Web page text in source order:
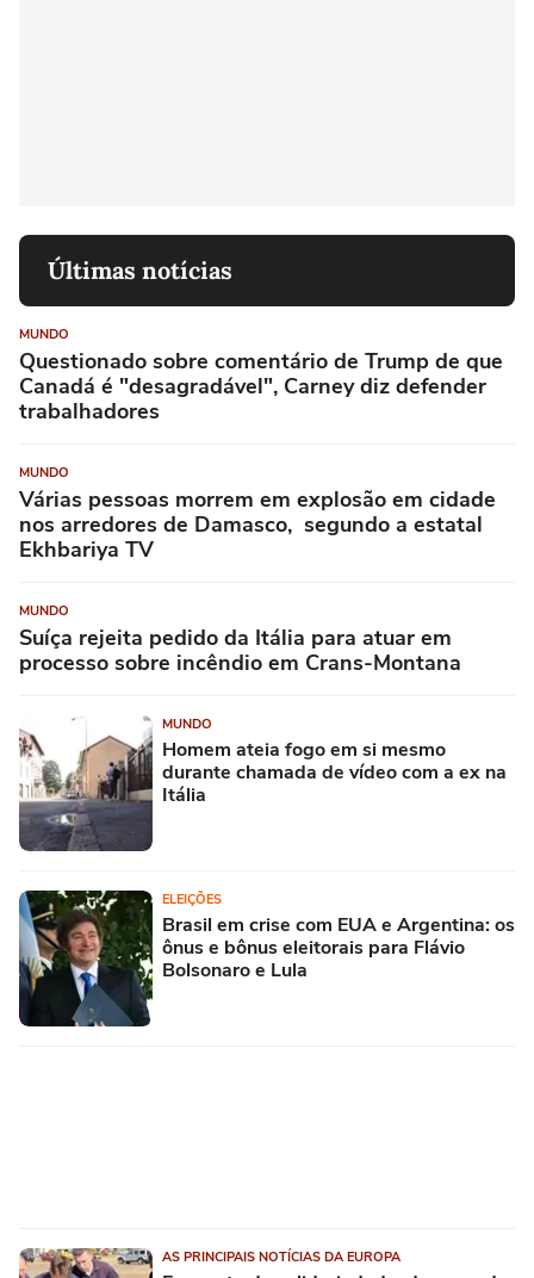
Últimas notícias
MUNDO
Questionado sobre comentário de Trump de que
Canadá é "desagradável", Carney diz defender
trabalhadores
MUNDO
Várias pessoas morrem em explosão em cidade
nos arredores de Damasco, segundo a estatal
Ekhbariya TV
MUNDO
Suíça rejeita pedido da Itália para atuar em
processo sobre incêndio em Crans-Montana
MUNDO
Homem ateia fogo em si mesmo
durante chamada de vídeo com a ex na
Itália
ELEIÇÕES
Brasil em crise com EUA e Argentina: os
ônus e bônus eleitorais para Flávio
Bolsonaro e Lula
AS PRINCIPAIS NOTÍCIAS DA EUROPA